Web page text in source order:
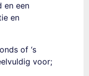
en een
en
of ‘s
voor;